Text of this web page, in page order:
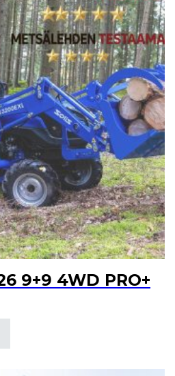
9+9 4WD PRO+